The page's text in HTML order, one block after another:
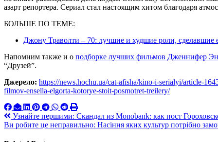
азарт репортера. Сериал стал настоящим хитом благодаря
БОЛЬШЕ ПО ТЕМЕ:
Джону Траволти – 70: лучшие и худшие роли,
Напомним также и о подборке лучших фильмов Дженнифер
“Друзей”.
Джерело: https://news.hochu.ua/cat-afisha/kino-i-serialyi/article-
filmov-ensella-elgorta-kotorye-stoit-posmotret-treilery/
Навигация
по
Узнайте першими: Скандал из Monobank: как пост
Ви робите це неправильно: Насіння яких культур потрібно